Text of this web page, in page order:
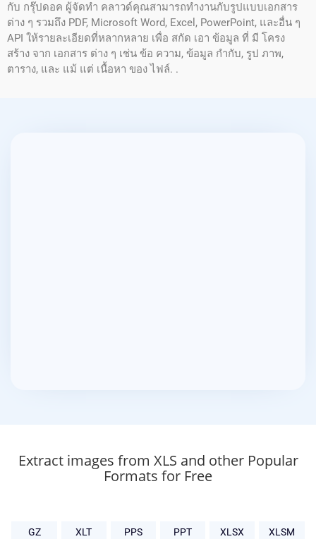
กับ กรุ๊ปดอค ผู้จัดทํา คลาวด์คุณสามารถทํางานกับรูปแบบเอกสาร
ต่าง ๆ รวมถึง PDF, Microsoft Word, Excel, PowerPoint, และอื่น ๆ
API ให้รายละเอียดที่หลากหลาย เพื่อ สกัด เอา ข้อมูล ที่ มี โครง
สร้าง จาก เอกสาร ต่าง ๆ เช่น ข้อ ความ, ข้อมูล กํากับ, รูป ภาพ,
ตาราง, และ แม้ แต่ เนื้อหา ของ ไฟล์. .
Extract images from XLS and other Popular
Formats for Free
GZ XLT PPS PPT XLSX XLSM